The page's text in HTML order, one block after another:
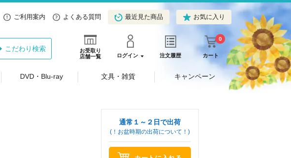
ご利用案内 よくある質問 最近見た商品 お気に入り
お受取り
店舗一覧
ログイン 注文履歴 カート
0
こだわり検索
DVD・Blu-ray 文具・雑貨 キャンペーン
通常１～２日で出荷
(！お盆時期の出荷について！)